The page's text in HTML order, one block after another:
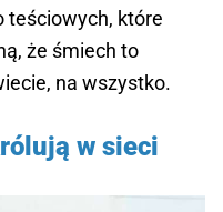
teściowych, które
że śmiech to
na wszystko.
w sieci